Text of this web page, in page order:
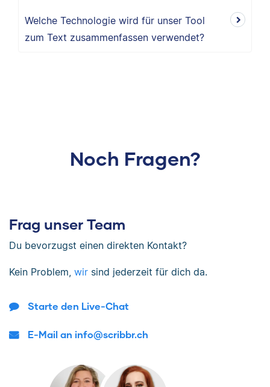
Welche Technologie wird für unser Tool
zum Text zusammenfassen verwendet?
Noch Fragen?
Frag unser Team
Du bevorzugst einen direkten Kontakt?
Kein Problem, wir sind jederzeit für dich da.
Starte den Live-Chat
E-Mail an info@scribbr.ch